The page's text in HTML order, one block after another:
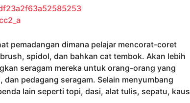
pemadangan dimana pelajar mencorat-coret
spidol, dan bahkan cat tembok. Akan lebih
seragam mereka untuk orang-orang yang
pedagang seragam. Selain menyumbang
lain seperti topi, dasi, alat tulis, sepatu, kaus